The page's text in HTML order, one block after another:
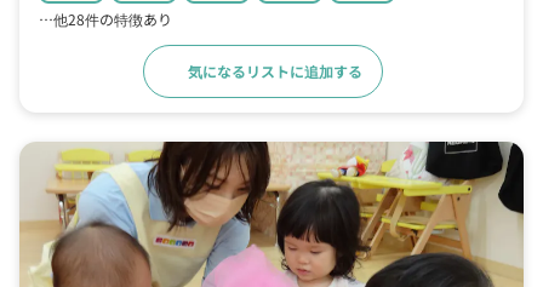
…他28件の特徴あり
気になるリストに追加する